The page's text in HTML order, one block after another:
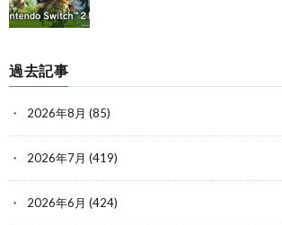
過去記事
2026年8月 (85)
2026年7月 (419)
2026年6月 (424)